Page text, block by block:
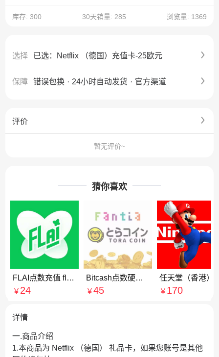
库存: 300 30天销量: 285 浏览量: 1369
选择 已选：Netflix （德国）充值卡-25欧元
保障 错误包换 · 24小时自动发货 · 官方渠道
评价
暂无评价~
猜你喜欢
FLAI点数充值 flai点卷代充 台服港澳国际服快捷充值
￥ 24
Bitcash点数硬币_虎之穴充值点卡_toracoin虎之穴点数充值
￥45
￥ 170
详情
一.商品介绍
1.本商品为 Netflix （德国） 礼品卡，如果您账号是其他